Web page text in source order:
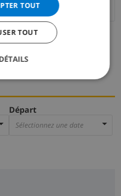
sont obligatoires )
tiers.
Départ
Sélectionnez une date
TOUT
TOUT